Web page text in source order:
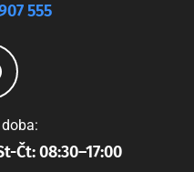
555
Čt: 08:30–17:00